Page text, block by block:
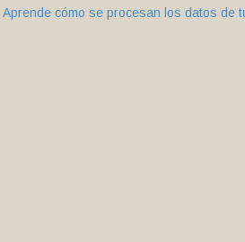
Aprende cómo se procesan los datos de